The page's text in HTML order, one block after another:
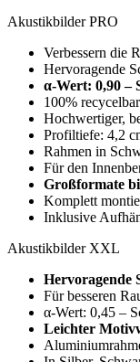
Akustikbilder PRO
Verbessern die
Hervoragende
α-Wert: 0,90 –
100%
Hochwertiger,
Profiltiefe: 4,2
Rahmen in
Für den
Großformate
Komplett
Inklusive
Akustikbilder XXL
Hervoragende
Für besseren
α-Wert: 0,45 –
Leichter